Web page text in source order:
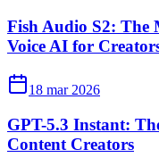
Fish Audio S2: The
Voice AI for
18 mar 2026
GPT-5.3 Instant:
Content Creators